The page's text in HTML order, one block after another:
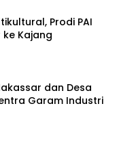
Prodi PAI
ke Kajang
dan Desa
Garam Industri